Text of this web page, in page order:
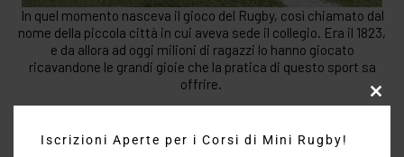
In quel momento nasceva il gioco del Rugby, così chiamato dal
nome della piccola città in cui aveva sede il collegio. Era il 1823,
e da allora ad oggi milioni di ragazzi lo hanno giocato
ricavandone le grandi gioie che la pratica di questo sport sa
offrire.
Close
Iscrizioni Aperte per i Corsi di Mini Rugby!